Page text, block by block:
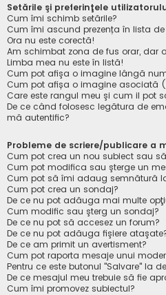
Setările şi preferinţele
Cum îmi schimb setările?
Cum îmi ascund prezența în lista
Ora nu este corectă!
Am schimbat zona de fus orar, dar
Limba mea nu este în listă!
Cum pot afişa o imagine lângă
Cum pot afișa o imagine asociată
Care este rangul meu şi cum il pot
De ce când folosesc legătura de
mă autentific?
Probleme de scriere/publicare a
Cum pot crea un nou subiect sau
Cum pot modifica sau şterge un
Cum pot să îmi adaug semnătură
Cum pot crea un sondaj?
De ce nu pot adăuga mai multe
Cum modific sau şterg un sondaj?
De ce nu pot să accesez un forum?
De ce nu pot adăuga fişiere
De ce am primit un avertisment?
Cum pot raporta mesaje unui
Pentru ce este butonul "Salvare" la
De ce mesajul meu trebuie să fie
Cum îmi promovez subiectul?